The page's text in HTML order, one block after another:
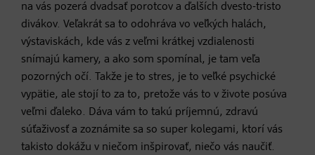
na vás pozerá dvadsať porotcov a ďalších dvesto-tristo
divákov. Veľakrát sa to odohráva vo veľkých halách,
výstaviskách, kde vás z veľmi krátkej vzdialenosti
snímajú kamery, a ako som spomínal, je tam veľa
pozorných očí. Takže je to stres, je to veľké psychické
vypätie, ale stojí to za to, pretože vás to v živote posúva
veľmi ďaleko. Dáva vám to takú príjemnú, zdravú
súťaživosť a zoznámite sa so super kolegami, ktorí vás
takisto dokážu v niečom inšpirovať, niečo vás naučiť.